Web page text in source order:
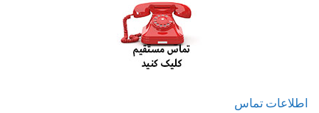
اطلاعات تماس